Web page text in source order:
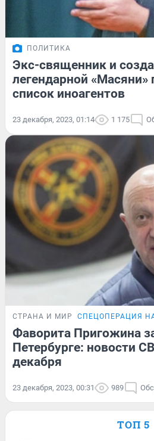
ПОЛИТИКА
Экс-священник и
легендарной «Масяни»
список иноагентов
23 декабря, 2023, 01:14 1 175
СТРАНА И МИР СПЕЦОПЕРАЦИЯ
Фаворита Пригожина
Петербурге: новости
декабря
23 декабря, 2023, 00:31 989
ТОП 5